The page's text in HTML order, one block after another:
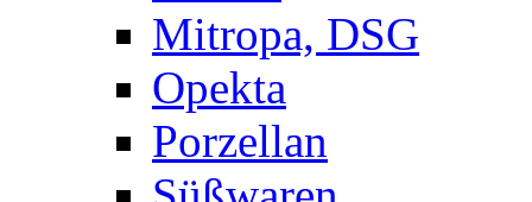
Mitropa, DSG
Opekta
Porzellan